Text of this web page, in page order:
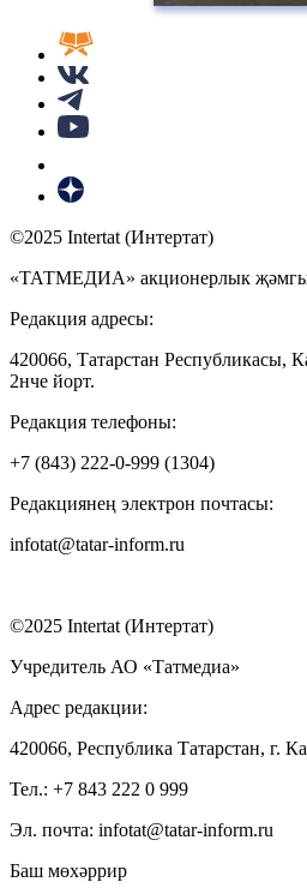
©2025 Intertat (Интертат)
«ТАТМЕДИА» акционерлык
Редакция адресы:
420066, Татарстан Республикасы,
2нче йорт.
Редакция телефоны:
+7 (843) 222-0-999 (1304)
Редакциянең электрон почтасы:
infotat@tatar-inform.ru
©2025 Intertat (Интертат)
Учредитель АО «Татмедиа»
Адрес редакции:
420066, Республика Татарстан, г.
Тел.: +7 843 222 0 999
Эл. почта: infotat@tatar-inform.ru
Баш мөхәррир